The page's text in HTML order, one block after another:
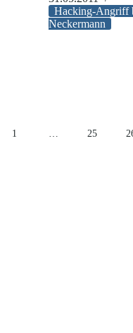
bei
Neckermann
Hacking-Angriff
Neckermann
1 … 25